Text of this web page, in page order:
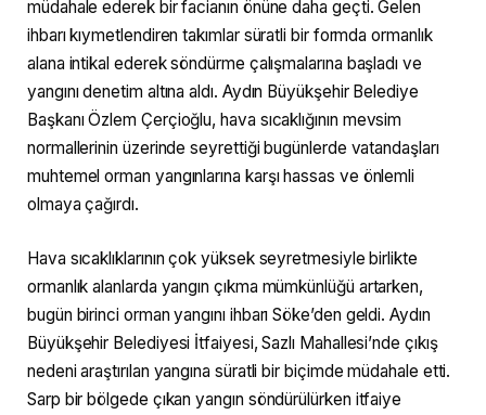
müdahale ederek bir facianın önüne daha geçti. Gelen
ihbarı kıymetlendiren takımlar süratli bir formda ormanlık
alana intikal ederek söndürme çalışmalarına başladı ve
yangını denetim altına aldı. Aydın Büyükşehir Belediye
Başkanı Özlem Çerçioğlu, hava sıcaklığının mevsim
normallerinin üzerinde seyrettiği bugünlerde vatandaşları
muhtemel orman yangınlarına karşı hassas ve önlemli
olmaya çağırdı.
Hava sıcaklıklarının çok yüksek seyretmesiyle birlikte
ormanlık alanlarda yangın çıkma mümkünlüğü artarken,
bugün birinci orman yangını ihbarı Söke’den geldi. Aydın
Büyükşehir Belediyesi İtfaiyesi, Sazlı Mahallesi’nde çıkış
nedeni araştırılan yangına süratli bir biçimde müdahale etti.
Sarp bir bölgede çıkan yangın söndürülürken itfaiye